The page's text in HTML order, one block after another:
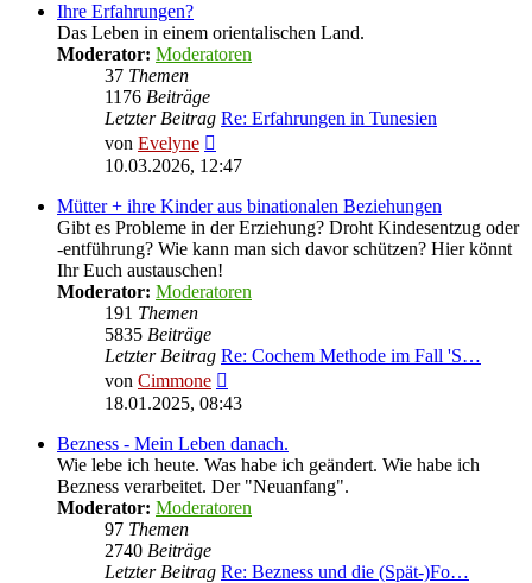
Ihre Erfahrungen?
Das Leben in einem orientalischen Land.
Moderator: Moderatoren
37 Themen
1176 Beiträge
Letzter Beitrag Re: Erfahrungen in Tunesien
von Evelyne
Beitrag
10.03.2026, 12:47
Mütter + ihre Kinder aus binationalen Beziehungen
Gibt es Probleme in der Erziehung? Droht Kindesentzug oder
-entführung? Wie kann man sich davor schützen? Hier könnt
Ihr Euch austauschen!
Moderator: Moderatoren
191 Themen
5835 Beiträge
Letzter Beitrag Re: Cochem Methode im Fall 'S…
von Cimmone
Beitrag
18.01.2025, 08:43
Bezness - Mein Leben danach.
Wie lebe ich heute. Was habe ich geändert. Wie habe ich
Bezness verarbeitet. Der "Neuanfang".
Moderator: Moderatoren
97 Themen
2740 Beiträge
Letzter Beitrag Re: Bezness und die (Spät-)Fo…